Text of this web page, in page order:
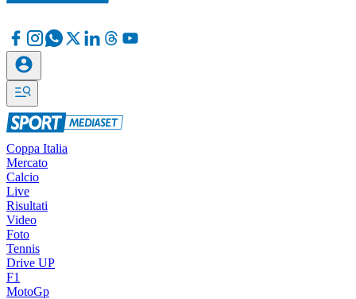
Coppa Italia
Mercato
Calcio
Live
Risultati
Video
Foto
Tennis
Drive UP
F1
MotoGp